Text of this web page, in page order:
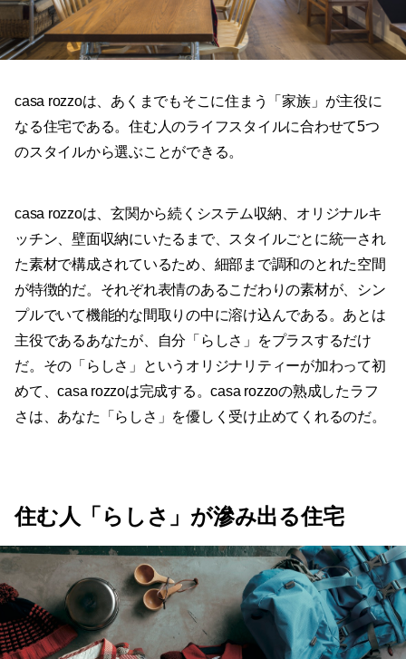
casa rozzoは、あくまでもそこに住まう「家族」が主役に
なる住宅である。住む人のライフスタイルに合わせて5つ
のスタイルから選ぶことができる。
casa rozzoは、玄関から続くシステム収納、オリジナルキ
ッチン、壁面収納にいたるまで、スタイルごとに統一され
た素材で構成されているため、細部まで調和のとれた空間
が特徴的だ。それぞれ表情のあるこだわりの素材が、シン
プルでいて機能的な間取りの中に溶け込んである。あとは
主役であるあなたが、自分「らしさ」をプラスするだけ
だ。その「らしさ」というオリジナリティーが加わって初
めて、casa rozzoは完成する。casa rozzoの熟成したラフ
さは、あなた「らしさ」を優しく受け止めてくれるのだ。
住む人「らしさ」が滲み出る住宅